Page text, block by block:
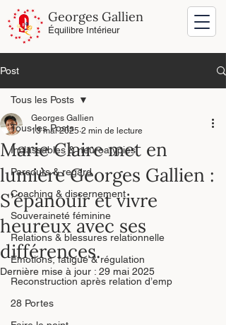
Georges Gallien
Équilibre Intérieur
Post
Tous les Posts
Inclassables & neuroatypies
Parcours & regard
Coaching & discernement
Souveraineté féminine
Relations & blessures relationnelle
Émotions, fatigue & régulation
Reconstruction après relation d’emp
28 Portes
Tous les Posts
Marie Claire met en
lumière Georges Gallien :
S’épanouir et vivre
heureux avec ses
différences.
Georges Gallien
13 mai 2025 2 min de lecture
Dernière mise à jour : 29 mai 2025